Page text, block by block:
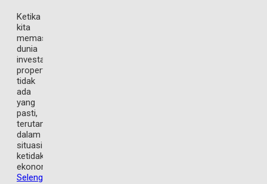
Ketika
kita
memasuki
dunia
investasi
properti,
tidak
ada
yang
pasti,
terutama
dalam
situasi
ketidakpastian
ekonomi
Selengkapnya